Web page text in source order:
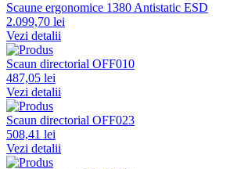
Scaune ergonomice 1380 Antistatic ESD
2.099,70 lei
Vezi detalii
Scaun directorial OFF010
487,05 lei
Vezi detalii
Scaun directorial OFF023
508,41 lei
Vezi detalii